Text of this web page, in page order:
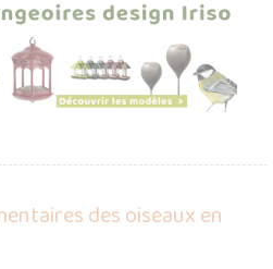
des oiseaux en